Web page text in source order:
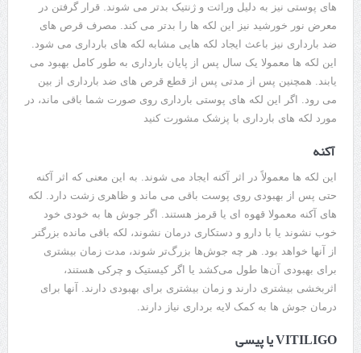
های پوستی نیز به دلیل وراثت و ژنتیک بدتر می شوند. قرار گرفتن در
معرض نور خورشید نیز این لکه ها را بدتر می کند. مصرف قرص های
ضد بارداری نیز باعث ایجاد لکه هایی مشابه لکه های بارداری می شود.
این لکه ها معمولا یک سال پس از پایان بارداری به طور کامل بهبود می
یابند. همچنین پس از مدتی پس از قطع قرص های ضد بارداری از بین
می رود. اگر این لکه های پوستی بارداری روی صورت شما باقی ماند، در
مورد لکه های بارداری با پزشک مشورت کنید
آکنه
این لکه ها معمولاً در اثر آکنه ایجاد می شوند. به این معنی که اثر آکنه
حتی پس از بهبودی روی پوست باقی می ماند و ظاهری زشت دارد. لکه
های آکنه معمولا قهوه ای یا قرمز هستند. اگر جوش ها به خودی خود
خوب نشوند یا با دارو و دستکاری درمان نشوند، لکه باقی مانده بزرگتر
از آنها خواهد بود. هر چه جوش‌ها بزرگ‌تر شوند، مدت زمان بیشتری
برای بهبودی آن‌ها طول می‌کشد یا اگر کیستیک و چرکی هستند،
اثربخشی بیشتری دارند و زمان بیشتری برای بهبودی دارند. آنها برای
درمان جوش ها به کمک لایه برداری نیاز دارند.
VITILIGO یا پیسی